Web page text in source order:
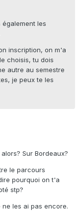
les
inscription, on m'a
choisis, tu dois
autre au semestre
je peux te les
Sur Bordeaux?
le parcours
pourquoi on t'a
stp?
les ai pas encore.